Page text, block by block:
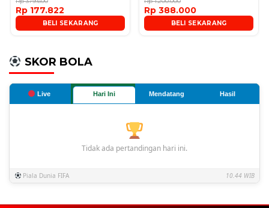
Rp 177.822
BELI SEKARANG
Rp 388.000
BELI SEKARANG
SKOR BOLA
Live Hari Ini Mendatang Hasil
Tidak ada pertandingan hari ini.
Piala Dunia FIFA 10.44 WIB